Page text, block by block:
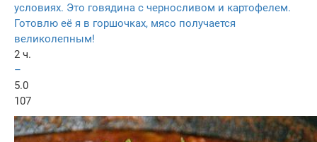
условиях. Это говядина с черносливом и картофелем.
Готовлю её я в горшочках, мясо получается
великолепным!
2 ч.
–
5.0
107